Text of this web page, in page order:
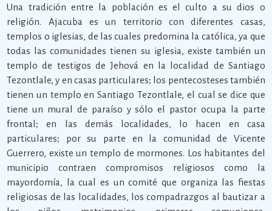
Una tradición entre la población es el culto a su dios o
religión. Ajacuba es un territorio con diferentes casas,
templos o iglesias, de las cuales predomina la católica, ya que
todas las comunidades tienen su iglesia, existe también un
templo de testigos de Jehová en la localidad de Santiago
Tezontlale, y en casas particulares; los pentecosteses también
tienen un templo en Santiago Tezontlale, el cual se dice que
tiene un mural de paraíso y sólo el pastor ocupa la parte
frontal; en las demás localidades, lo hacen en casa
particulares; por su parte en la comunidad de Vicente
Guerrero, existe un templo de mormones. Los habitantes del
municipio contraen compromisos religiosos como la
mayordomía, la cual es un comité que organiza las fiestas
religiosas de las localidades, los compadrazgos al bautizar a